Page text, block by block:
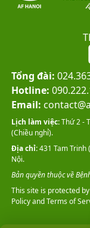
Tổng đài:
Hotline:
Email:
This site is protected
PolicyandTerms of
Lịch làm việc:Thứ 2 -
(Chiều nghỉ).
Địa chỉ:431 Tam Trinh
Nội.
Bản quyền thuộc về